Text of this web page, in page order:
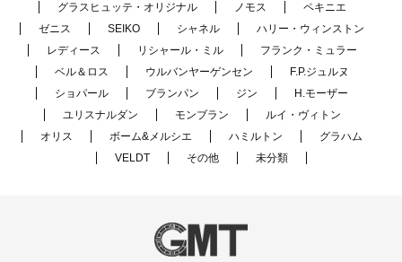
グラスヒュッテ・オリジナル
ノモス
ペキニエ
ゼニス
SEIKO シャネル
ハリー・ウィンストン
レディース
リシャール・ミル
フランク・ミュラー
ベル＆ロス
ウルバンヤーゲンセン
F.P.ジュルヌ
ショパール
ブランパン ジン
H.モーザー
ユリスナルダン
モンブラン
ルイ・ヴィトン
オリス
ボーム&メルシエ ハミルトン
グラハム
VELDT
その他 未分類